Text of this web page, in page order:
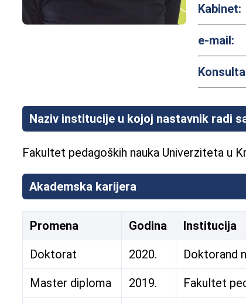
Kabinet:
e-mail:
Naziv institucije u kojoj nastavnik radi
Fakultet pedagoških nauka Univerziteta u
Akademska karijera
Promena Godina Institucija
Doktorat 2020. Doktorand
Master diploma 2019. Fakultet